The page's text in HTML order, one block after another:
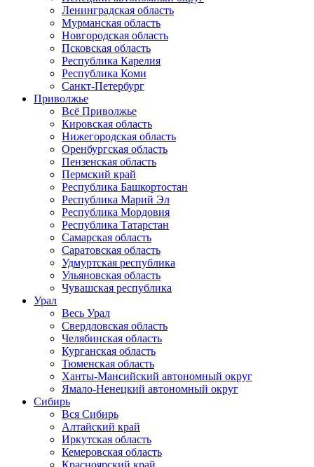
Ленинградская область
Мурманская область
Новгородская область
Псковская область
Республика Карелия
Республика Коми
Санкт-Петербург
Приволжье
Всё Приволжье
Кировская область
Нижегородская область
Оренбургская область
Пензенская область
Пермский край
Республика Башкортостан
Республика Марий Эл
Республика Мордовия
Республика Татарстан
Самарская область
Саратовская область
Удмуртская республика
Ульяновская область
Чувашская республика
Урал
Весь Урал
Свердловская область
Челябинская область
Курганская область
Тюменская область
Ханты-Мансийский автономный округ
Ямало-Ненецкий автономный округ
Сибирь
Вся Сибирь
Алтайский край
Иркутская область
Кемеровская область
Красноярский край